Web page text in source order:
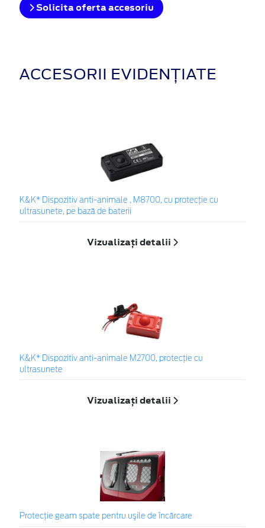
Solicita oferta accesoriu
ACCESORII EVIDENȚIATE
K&K* Dispozitiv anti-animale , M8700, cu protecție cu
ultrasunete, pe bază de baterii
Vizualizați detalii
K&K* Dispozitiv anti-animale M2700, protecție cu
ultrasunete
Vizualizați detalii
Protecţie geam spate pentru uşile de încărcare